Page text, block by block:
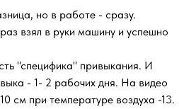
но в работе - сразу.
взял в руки машину и успешно
"специфика" привыкания. И
- 1- 2 рабочих дня. На видео
см при температуре воздуха -13.